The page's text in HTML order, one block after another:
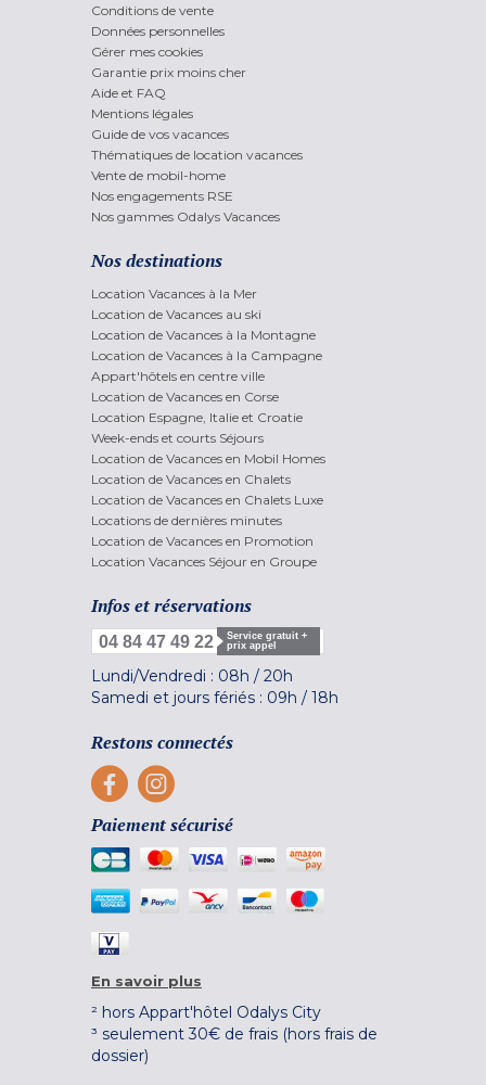
Conditions de vente
Données personnelles
Gérer mes cookies
Garantie prix moins cher
Aide et FAQ
Mentions légales
Guide de vos vacances
Thématiques de location vacances
Vente de mobil-home
Nos engagements RSE
Nos gammes Odalys Vacances
Nos destinations
Location Vacances à la Mer
Location de Vacances au ski
Location de Vacances à la Montagne
Location de Vacances à la Campagne
Appart'hôtels en centre ville
Location de Vacances en Corse
Location Espagne, Italie et Croatie
Week-ends et courts Séjours
Location de Vacances en Mobil Homes
Location de Vacances en Chalets
Location de Vacances en Chalets Luxe
Locations de dernières minutes
Location de Vacances en Promotion
Location Vacances Séjour en Groupe
Infos et réservations
04 84 47 49 22
Service gratuit +
prix appel
Lundi/Vendredi : 08h / 20h
Samedi et jours fériés : 09h / 18h
Restons connectés
Paiement sécurisé
En savoir plus
² hors Appart'hôtel Odalys City
³ seulement 30€ de frais (hors frais de
dossier)